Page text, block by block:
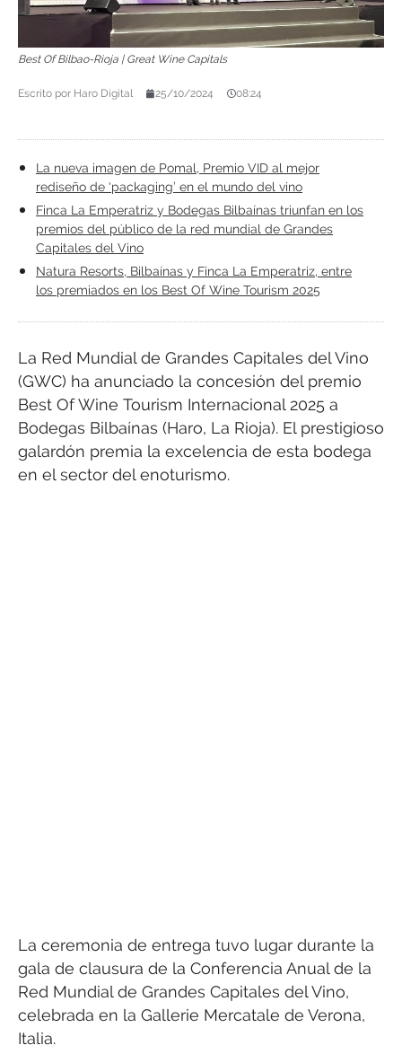
Best Of Bilbao-Rioja | Great Wine Capitals
Escrito por Haro Digital 25/10/2024 08:24
La nueva imagen de Pomal, Premio VID al mejor
rediseño de ‘packaging’ en el mundo del vino
Finca La Emperatriz y Bodegas Bilbaínas triunfan en los
premios del público de la red mundial de Grandes
Capitales del Vino
Natura Resorts, Bilbaínas y Finca La Emperatriz, entre
los premiados en los Best Of Wine Tourism 2025
La Red Mundial de Grandes Capitales del Vino
(GWC) ha anunciado la concesión del premio
Best Of Wine Tourism Internacional 2025 a
Bodegas Bilbaínas (Haro, La Rioja). El prestigioso
galardón premia la excelencia de esta bodega
en el sector del enoturismo.
La ceremonia de entrega tuvo lugar durante la
gala de clausura de la Conferencia Anual de la
Red Mundial de Grandes Capitales del Vino,
celebrada en la Gallerie Mercatale de Verona,
Italia.